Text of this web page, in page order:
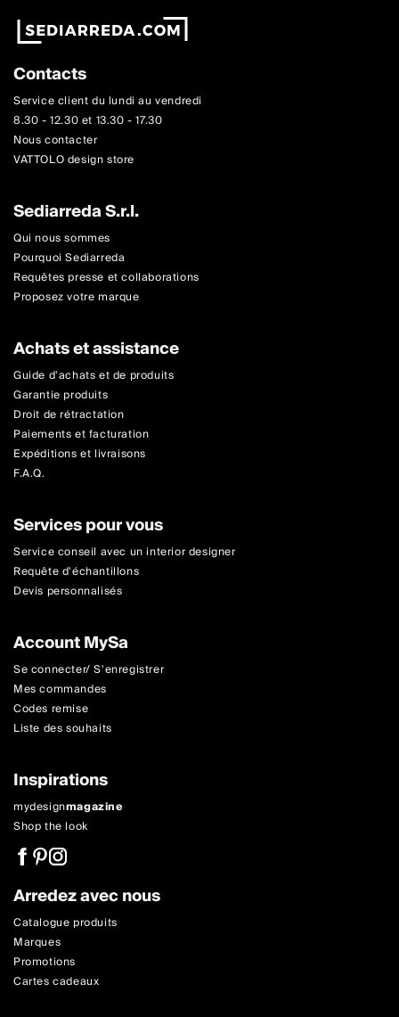
Contacts
Service client du lundi au vendredi
8.30 - 12.30 et 13.30 - 17.30
Nous contacter
VATTOLO design store
Sediarreda S.r.l.
Qui nous sommes
Pourquoi Sediarreda
Requêtes presse et collaborations
Proposez votre marque
Achats et assistance
Guide d'achats et de produits
Garantie produits
Droit de rétractation
Paiements et facturation
Expéditions et livraisons
F.A.Q.
Services pour vous
Service conseil avec un interior designer
Requête d'échantillons
Devis personnalisés
Account MySa
Se connecter/ S'enregistrer
Mes commandes
Codes remise
Liste des souhaits
Inspirations
mydesignmagazine
Shop the look
Arredez avec nous
Catalogue produits
Marques
Promotions
Cartes cadeaux